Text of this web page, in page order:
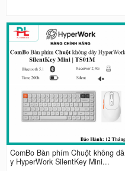
ComBo Bàn phím Chuột không dâ
y HyperWork SilentKey Mini...